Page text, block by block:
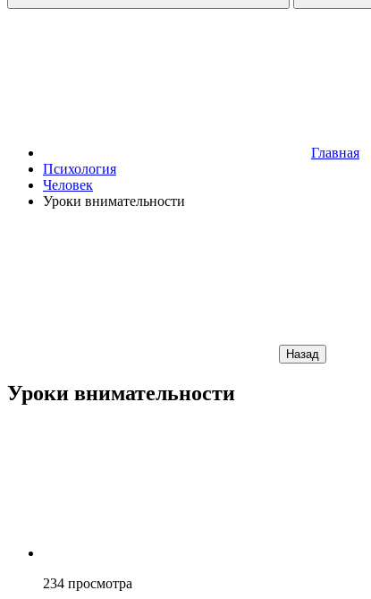
Главная
Психология
Человек
Уроки внимательности
Назад
Уроки внимательности
234 просмотра